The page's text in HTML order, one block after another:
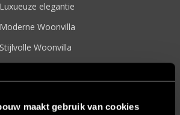
maakt gebruik van cookies
elegantie
Woonvilla
Woonvilla